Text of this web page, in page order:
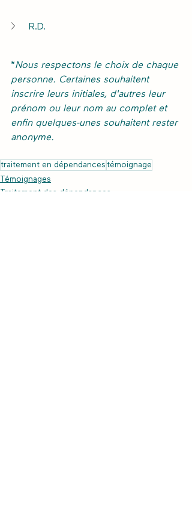
R.D.
*Nous respectons le choix de chaque
personne. Certaines souhaitent
inscrire leurs initiales, d'autres leur
prénom ou leur nom au complet et
enfin quelques-unes souhaitent rester
anonyme.
traitement en dépendances témoignage
Témoignages
Traitement des dépendances